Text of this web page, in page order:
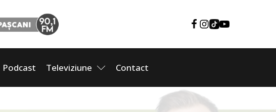
Podcast Televiziune Contact